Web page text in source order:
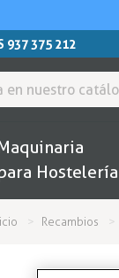
937 375 212
Hostelería
Recambios